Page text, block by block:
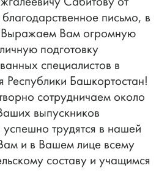
письмо, в
Вам огромную
подготовку
специалистов в
Республики Башкортостан!
сотрудничаем около
выпускников
трудятся в нашей
и в Вашем лице всему
составу и учащимся